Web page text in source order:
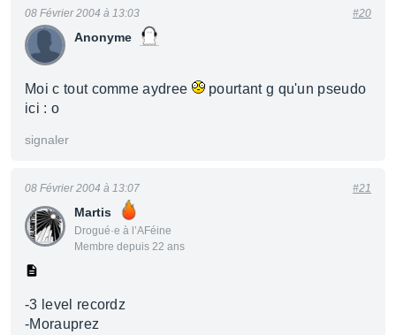
Anonyme
08 Février 2004 à 13:03 #20
Moi c tout comme aydree
pourtant g qu'un pseudo
ici : o
signaler
Martis
Drogué·e à l’AFéine
Membre depuis 22 ans
08 Février 2004 à 13:07 #21
-3 level recordz
-Morauprez